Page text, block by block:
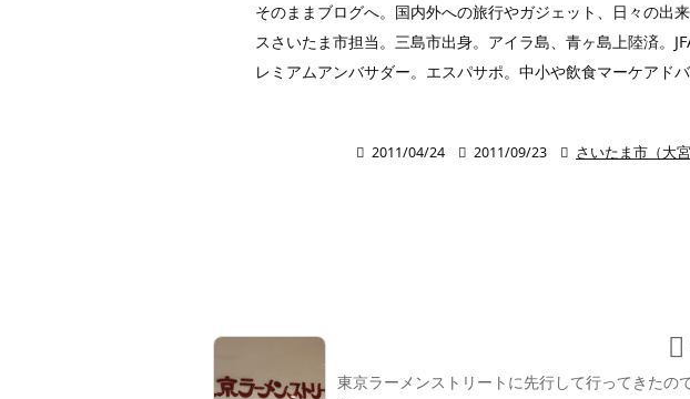
そのままブログへ。国内外への旅行やガジェット、日々の出
スさいたま市担当。三島市出身。アイラ島、青ヶ島上陸済。
レミアムアンバサダー。エスパサポ。中小や飲食マーケアド
 2011/04/24  2011/09/23  さいたま市（大
東京ラーメンストリートに先行して行ってきたの
